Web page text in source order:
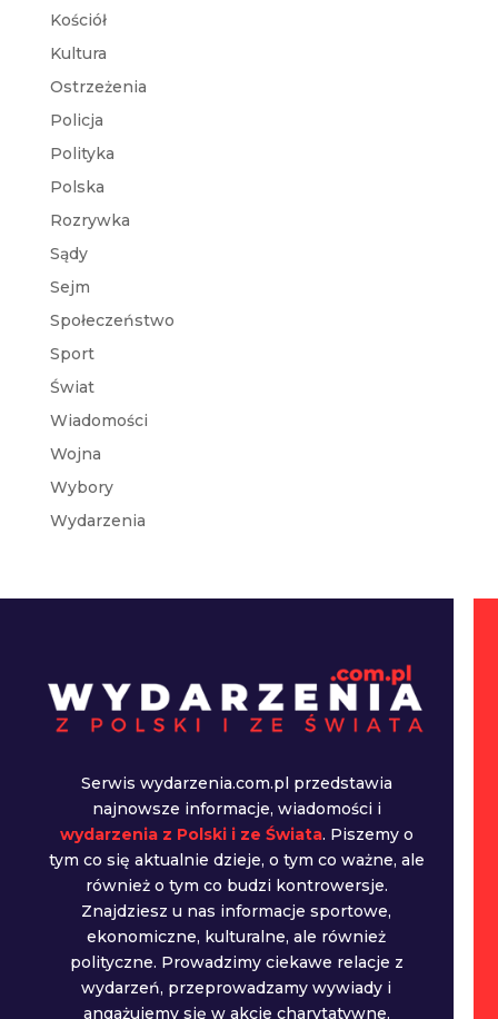
Kościół
Kultura
Ostrzeżenia
Policja
Polityka
Polska
Rozrywka
Sądy
Sejm
Społeczeństwo
Sport
Świat
Wiadomości
Wojna
Wybory
Wydarzenia
Serwis wydarzenia.com.pl przedstawia
najnowsze informacje, wiadomości i
wydarzenia z Polski i ze Świata. Piszemy o
tym co się aktualnie dzieje, o tym co ważne, ale
również o tym co budzi kontrowersje.
Znajdziesz u nas informacje sportowe,
ekonomiczne, kulturalne, ale również
polityczne. Prowadzimy ciekawe relacje z
wydarzeń, przeprowadzamy wywiady i
angażujemy się w akcje charytatywne.